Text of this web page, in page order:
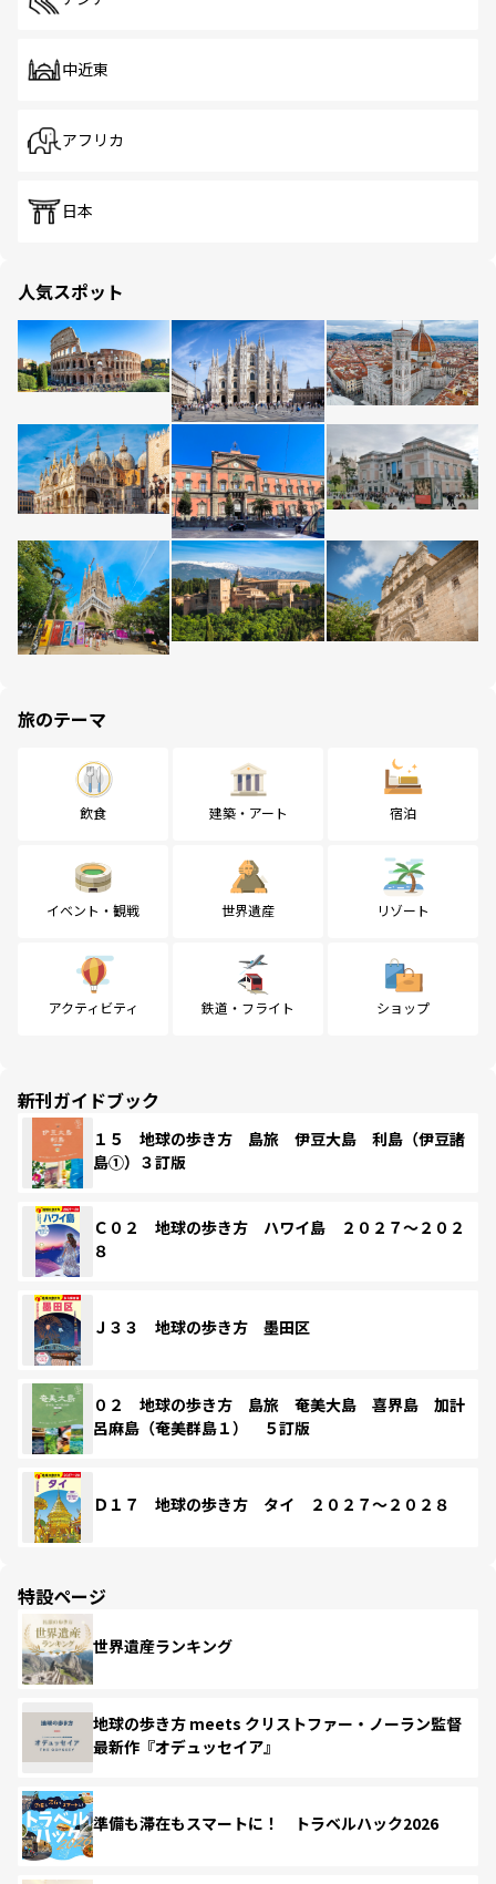
中近東
アフリカ
日本
人気スポット
旅のテーマ
飲食 建築・アート 宿泊
イベント・観戦 世界遺産 リゾート
アクティビティ 鉄道・フライト ショップ
新刊ガイドブック
１５ 地球の歩き方 島旅 伊豆大島 利島（伊豆諸
島①）３訂版
Ｃ０２ 地球の歩き方 ハワイ島 ２０２７～２０２
８
Ｊ３３ 地球の歩き方 墨田区
０２ 地球の歩き方 島旅 奄美大島 喜界島 加計
呂麻島（奄美群島１） ５訂版
Ｄ１７ 地球の歩き方 タイ ２０２７～２０２８
特設ページ
世界遺産ランキング
地球の歩き方 meets クリストファー・ノーラン監督
最新作『オデュッセイア』
準備も滞在もスマートに！ トラベルハック2026